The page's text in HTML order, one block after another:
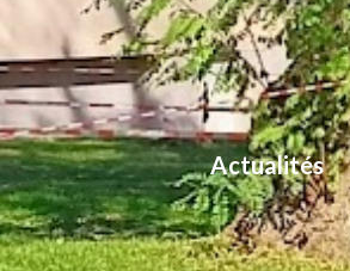
Actualités